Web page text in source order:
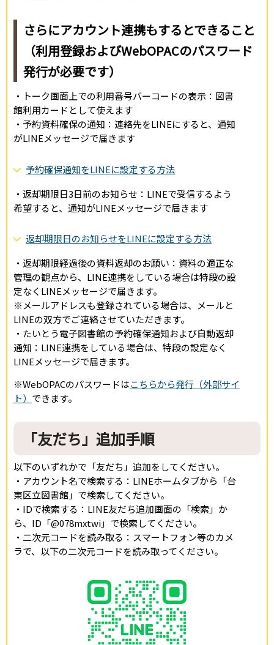
さらにアカウント連携もするとできること
（利用登録およびWebOPACのパスワード
発行が必要です）
・トーク画面上での利用番号バーコードの表示：図書
館利用カードとして使えます
・予約資料確保の通知：連絡先をLINEにすると、通知
がLINEメッセージで届きます
予約確保通知をLINEに設定する方法
・返却期限日3日前のお知らせ：LINEで受信するよう
希望すると、通知がLINEメッセージで届きます
返却期限日のお知らせをLINEに設定する方法
・返却期限経過後の資料返却のお願い：資料の適正な
管理の観点から、LINE連携をしている場合は特段の設
定なくLINEメッセージで届きます。
※メールアドレスも登録されている場合は、メールと
LINEの双方でご連絡させていただきます。
・たいとう電子図書館の予約確保通知および自動返却
通知：LINE連携をしている場合は、特段の設定なく
LINEメッセージで届きます。
※WebOPACのパスワードはこちらから発行（外部サイ
ト） できます。
「友だち」追加手順
以下のいずれかで「友だち」追加をしてください。
・アカウント名で検索する：LINEホームタブから「台
東区立図書館」で検索してください。
・IDで検索する：LINE友だち追加画面の「検索」か
ら、ID「@078mxtwi」で検索してください。
・二次元コードを読み取る：スマートフォン等のカメ
ラで、以下の二次元コードを読み取ってください。